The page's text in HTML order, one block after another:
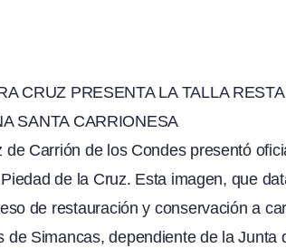
CRUZ PRESENTA LA TALLA
SANTA CARRIONESA
Carrión de los Condes presentó
de la Cruz. Esta imagen, que
de restauración y conservación a
de Simancas, dependiente de la Junta